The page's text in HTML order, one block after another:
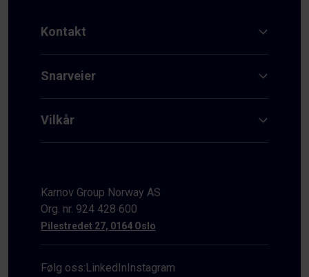
Kontakt
Snarveier
Vilkår
Karnov Group Norway AS
Org. nr. 924 428 600
Pilestredet 27, 0164 Oslo
Følg oss:LinkedInInstagram